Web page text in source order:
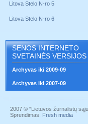
Litova Stelo N-ro 5
Litova Stelo N-ro 6
SENOS INTERNETO
SVETAINĖS VERSIJOS
Archyvas iki 2009-09
Archyvas iki 2007-09
2007 © “Lietuvos žurnalistų
Sprendimas: Fresh media